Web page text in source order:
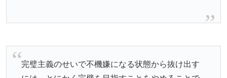
完璧主義のせいで不機嫌になる状態から抜け出す